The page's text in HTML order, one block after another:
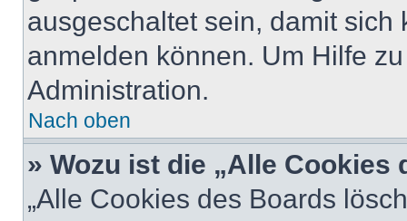
ausgeschaltet sein, damit
anmelden können. Um Hilfe
Administration.
Nach oben
» Wozu ist die „Alle
„Alle Cookies des Boards